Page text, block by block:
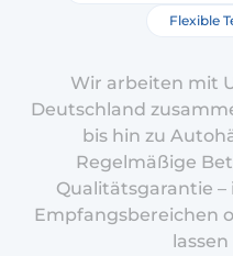
Flexible
Wir arbeiten mit
Deutschland
bis hin zu
Regelmäßige
Qualitätsgarantie –
Empfangsbereichen